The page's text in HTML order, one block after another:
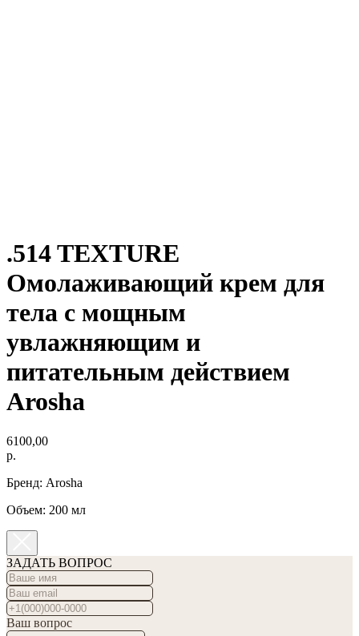
.514 TEXTURE
Омолаживающий крем для
тела с мощным
увлажняющим и
питательным действием
Arosha
6100,00
р.
Бренд: Arosha
Объем: 200 мл
ЗАДАТЬ ВОПРОС
Ваш вопрос